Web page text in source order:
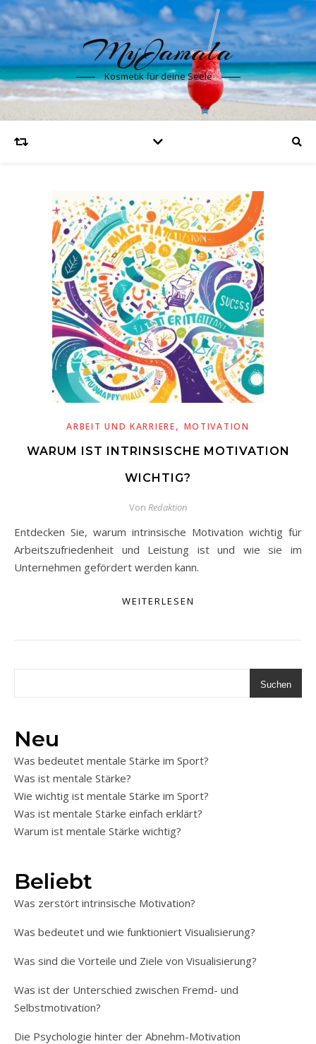
MyJamala
Kosmetik für deine Seele
ARBEIT UND KARRIERE, MOTIVATION
WARUM IST INTRINSISCHE MOTIVATION
WICHTIG?
Von Redaktion
Entdecken Sie, warum intrinsische Motivation wichtig für
Arbeitszufriedenheit und Leistung ist und wie sie im
Unternehmen gefördert werden kann.
WEITERLESEN
Suchen
Neu
Was bedeutet mentale Stärke im Sport?
Was ist mentale Stärke?
Wie wichtig ist mentale Stärke im Sport?
Was ist mentale Stärke einfach erklärt?
Warum ist mentale Stärke wichtig?
Beliebt
Was zerstört intrinsische Motivation?
Was bedeutet und wie funktioniert Visualisierung?
Was sind die Vorteile und Ziele von Visualisierung?
Was ist der Unterschied zwischen Fremd- und
Selbstmotivation?
Die Psychologie hinter der Abnehm-Motivation